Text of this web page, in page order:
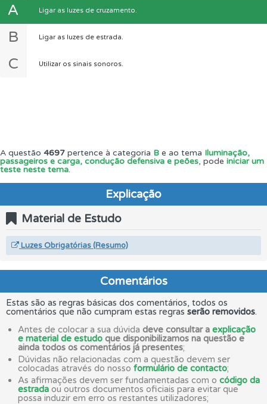
A Ligar as luzes de cruzamento.
B Ligar as luzes de estrada.
C Utilizar os sinais sonoros.
A questão 4697 pertence à categoria B e ao tema Iluminação,
passageiros e carga, condução defensiva e peões, pode iniciar um
teste neste tema.
Explicação
Material de Estudo
Luzes Obrigatórias (Resumo)
Comentários
Estas são as regras básicas dos comentários, todos os
comentários que não cumpram estas regras serão removidos.
Antes de colocar a sua dúvida deve consultar a explicação
e material de estudo que disponibilizamos na questão e
ainda todos os comentários já presentes;
Dúvidas não relacionadas com a questão devem ser
colocadas através do nosso formulário de contacto;
As afirmações devem ser fundamentadas com o código da
estrada ou outros documentos oficiais para evitar que
possa induzir em erro os restantes utilizadores;